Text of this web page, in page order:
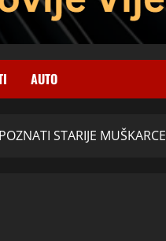
AUTO
STARIJE MUŠKARCE